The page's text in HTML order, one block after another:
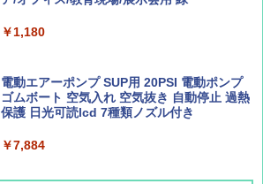
￥1,760
￥1,540
イド ブラックコーティング フルクローズ メ
ッシュ 4人用 簡単設置 ポップアップテント P
ATCW-150B エクルベージュ
￥-
￥1,180
電動エアーポンプ SUP用 20PSI 電動ポンプ
ゴムボート 空気入れ 空気抜き 自動停止 過熱
保護 日光可読lcd 7種類ノズル付き
￥7,884